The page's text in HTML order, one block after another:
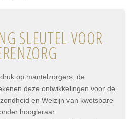
SLEUTEL VOOR
op mantelzorgers, de
deze ontwikkelingen voor de
en Welzijn van kwetsbare
hoogleraar